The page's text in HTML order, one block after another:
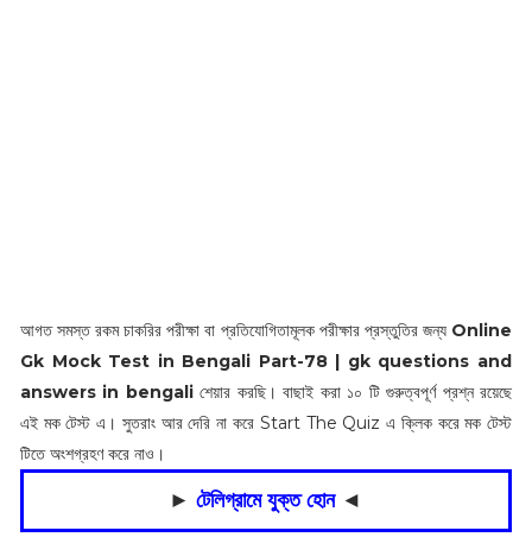
আগত সমস্ত রকম চাকরির পরীক্ষা বা প্রতিযোগিতামূলক পরীক্ষার প্রস্তুতির জন্য Online
Gk Mock Test in Bengali Part-78 | gk questions and
answers in bengaliশেয়ার করছি। বাছাই করা ১০ টি গুরুত্বপূর্ণ প্রশ্ন রয়েছে
এই মক টেস্ট এ। সুতরাং আর দেরি না করে Start The Quiz এ ক্লিক করে মক টেস্ট
টিতে অংশগ্রহণ করে নাও।
►টেলিগ্রামে যুক্ত হোন◄